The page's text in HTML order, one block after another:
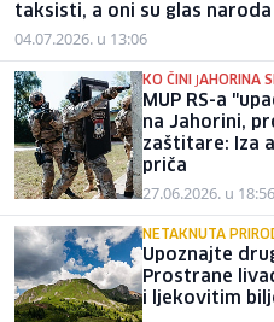
taksisti, a oni su glas naroda
04.07.2026. u 13:06
KO ČINI ЈAHORINA
MUP RS-a
na Jahorini,
zaštitare: Iza
priča
27.06.2026. u 18:56
NETAKNUTA
Upoznajte
Prostrane
i ljekovitim